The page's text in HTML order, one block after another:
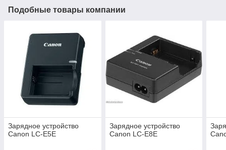
Подобные товары компании
Зарядное устройство
Canon LC-E5E
Зарядное устройство
Canon LC-E8E